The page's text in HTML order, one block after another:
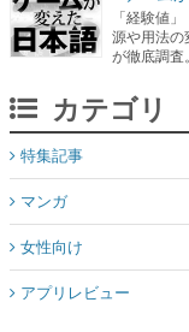
「経験値
源や用法の
が徹底調査。
カテゴリ
特集記事
マンガ
女性向け
アプリレビュー